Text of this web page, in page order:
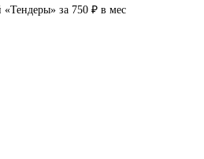
«Тендеры» за 750 ₽ в мес